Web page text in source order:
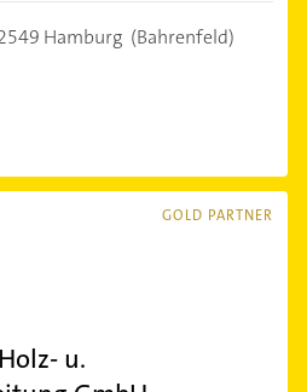
Hamburg (Bahrenfeld)
GOLD PARTNER
u.